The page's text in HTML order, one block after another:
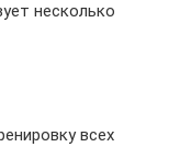
несколько
всех